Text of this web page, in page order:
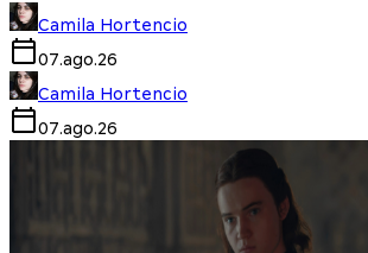
Camila Hortencio
07.ago.26
Camila Hortencio
07.ago.26